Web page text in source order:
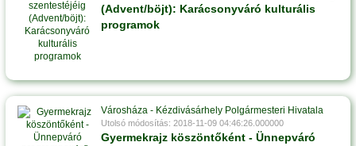
(Advent/böjt): Karácsonyváró kulturális
programok
Városháza - Kézdivásárhely Polgármesteri Hivatala
Utolsó módosítás: 2018-11-09 04:46:26.000000
Gyermekrajz köszöntőként - Ünnepváró